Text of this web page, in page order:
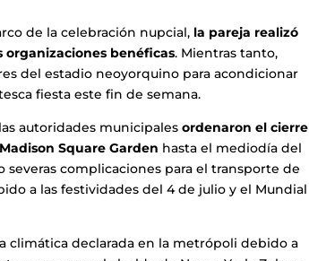
de la celebración nupcial, la pareja realizó
organizaciones benéficas. Mientras tanto,
del estadio neoyorquino para acondicionar
fiesta este fin de semana.
autoridades municipalesordenaron el cierre
Square Garden hasta el mediodía del
severas complicaciones para el transporte de
a las festividades del 4 de julio y el Mundial
climática declarada en la metrópoli debido a